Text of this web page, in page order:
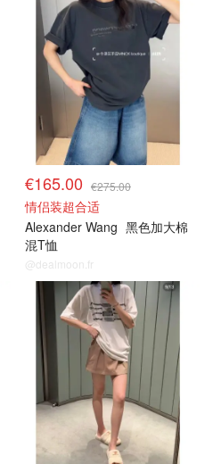
€165.00 €275.00
情侣装超合适
Alexander Wang 黑色加大棉
混T恤
@dealmoon.fr